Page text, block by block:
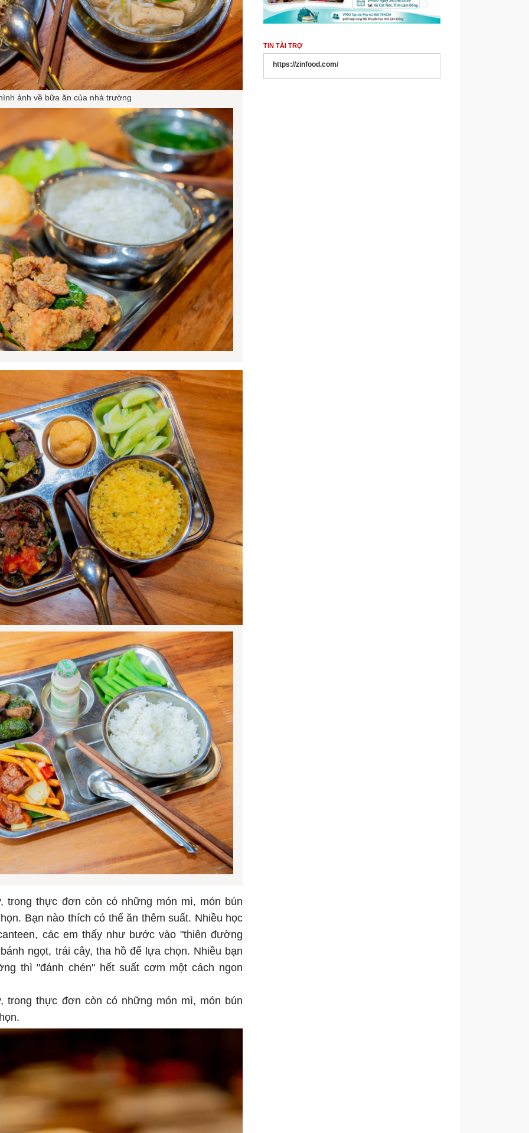
ảnh về bữa ăn của nhà trường
trong thực đơn còn có những món mì, món bún
Bạn nào thích có thể ăn thêm suất. Nhiều học
các em thấy như bước vào "thiên đường
ngọt, trái cây, tha hồ để lựa chọn. Nhiều bạn
thì "đánh chén" hết suất cơm một cách ngon
trong thực đơn còn có những món mì, món bún
TIN TÀI TRỢ
https://zinfood.com/